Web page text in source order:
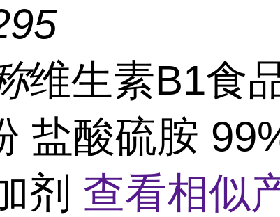
维生素B1食
盐酸硫胺
剂 查看相似